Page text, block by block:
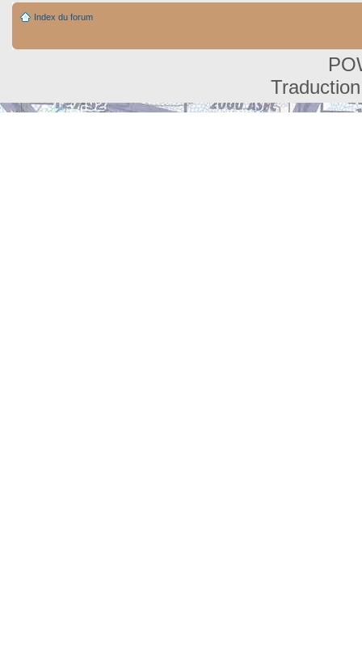
Index du forum